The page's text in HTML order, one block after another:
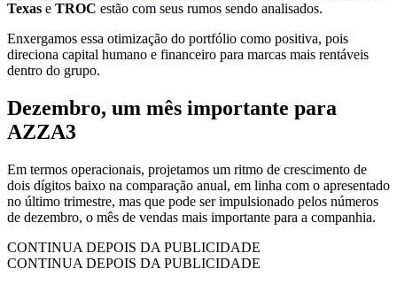
Texas e TROC estão com seus rumos sendo analisados.
Enxergamos essa otimização do portfólio como positiva, pois
direciona capital humano e financeiro para marcas mais rentáveis
dentro do grupo.
Dezembro, um mês importante para
AZZA3
Em termos operacionais, projetamos um ritmo de crescimento de
dois dígitos baixo na comparação anual, em linha com o apresentado
no último trimestre, mas que pode ser impulsionado pelos números
de dezembro, o mês de vendas mais importante para a companhia.
CONTINUA DEPOIS DA PUBLICIDADE
CONTINUA DEPOIS DA PUBLICIDADE